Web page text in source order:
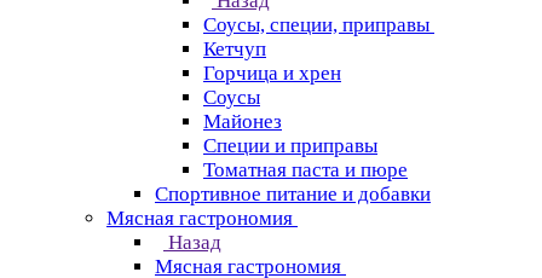
Соусы, специи, приправы
Кетчуп
Горчица и хрен
Соусы
Майонез
Специи и приправы
Томатная паста и пюре
Спортивное питание и добавки
Мясная гастрономия
Назад
Мясная гастрономия